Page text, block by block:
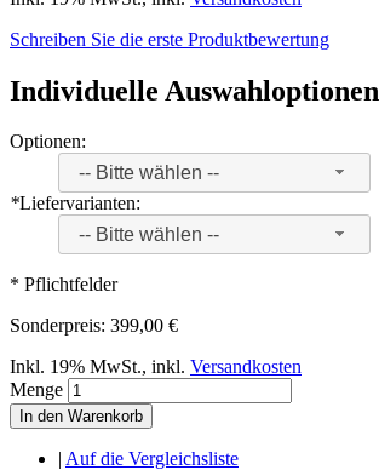
Schreiben Sie die erste Produktbewertung
Individuelle Auswahloptionen
Optionen:
-- Bitte wählen --
*Liefervarianten:
-- Bitte wählen --
* Pflichtfelder
Sonderpreis: 399,00 €
Inkl. 19% MwSt., inkl. Versandkosten
Menge
In den Warenkorb
| Auf die Vergleichsliste